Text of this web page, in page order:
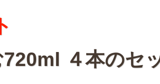
720ml ４本のセ